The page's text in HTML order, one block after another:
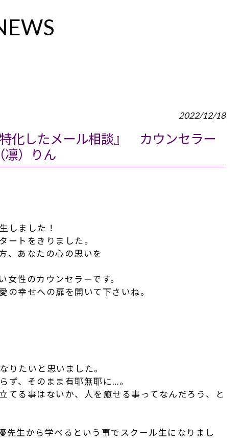
2022/12/18
化したメール相談』 カウンセラー
（凛）りん
しました！
ートをきりました。
、あなたの心の思いを
性のカウンセラーです。
の幸せへの扉を開いて下さいね。
りたいと思いました。
ず、そのまま有耶無耶に…。
てる事はないか、人を癒せる事ってなんだろう、と
先生から学べるという事でスクール生になりまし